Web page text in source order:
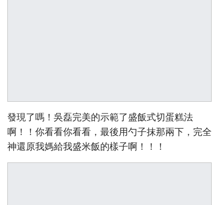
發現了嗎！吳磊完美的示範了盛飯式切蛋糕法
啊！！你看看你看看，最後用勺子抹那兩下，完全
神還原我媽給我盛米飯的樣子啊！！！